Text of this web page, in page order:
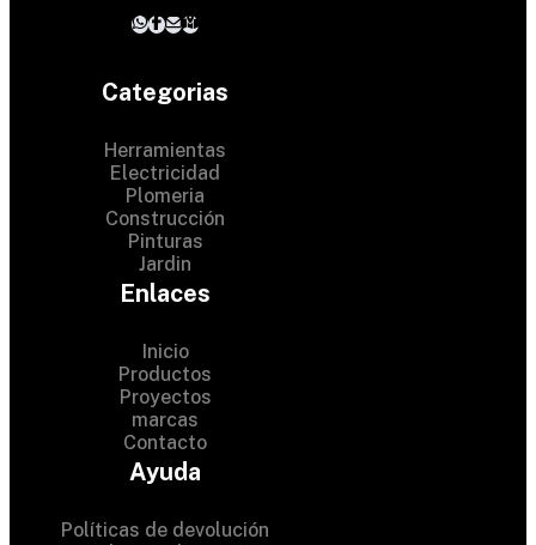
Categorias
Herramientas
Electricidad
Plomeria
Construcción
Pinturas
Jardin
Enlaces
Inicio
Productos
Proyectos
marcas
Contacto
Ayuda
Políticas de devolución